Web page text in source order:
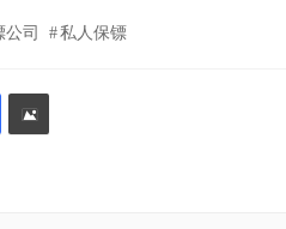
司 私人保镖